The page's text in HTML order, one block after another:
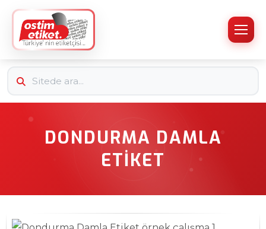
DONDURMA DAMLA
ETIKET